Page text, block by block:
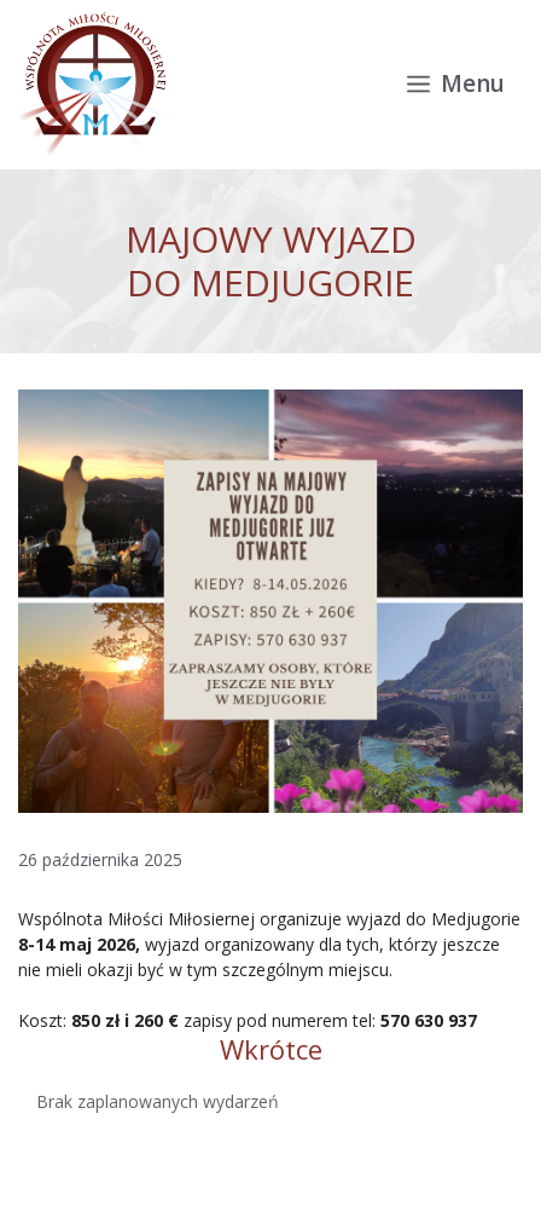
Przejdź do treści
Menu
MAJOWY WYJAZD
DO MEDJUGORIE
26 października 2025
Wspólnota Miłości Miłosiernej organizuje wyjazd do Medjugorie
8-14 maj 2026, wyjazd organizowany dla tych, którzy jeszcze
nie mieli okazji być w tym szczególnym miejscu.
Koszt: 850 zł i 260 € zapisy pod numerem tel: 570 630 937
Wkrótce
Brak zaplanowanych wydarzeń